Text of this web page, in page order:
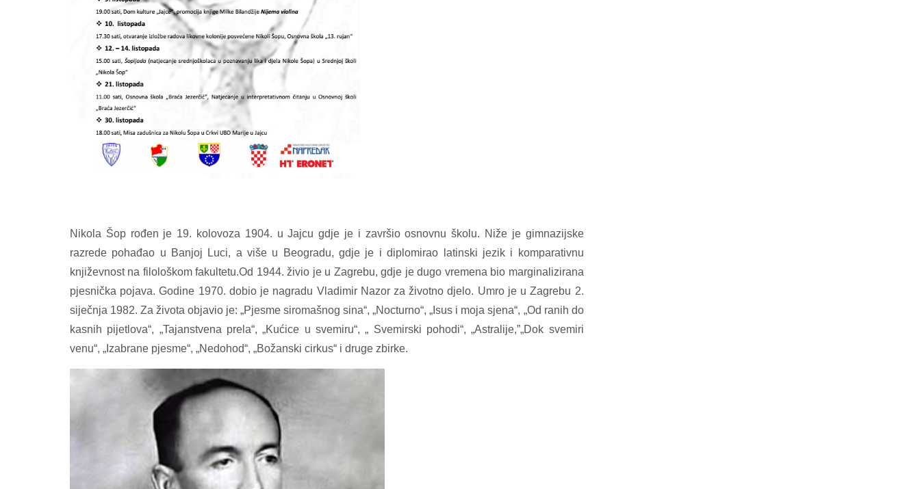
Nikola Šop rođen je 19. kolovoza 1904. u Jajcu gdje je i završio osnovnu školu. Niže je gimnazijske
razrede pohađao u Banjoj Luci, a više u Beogradu, gdje je i diplomirao latinski jezik i komparativnu
književnost na filološkom fakultetu.Od 1944. živio je u Zagrebu, gdje je dugo vremena bio marginalizirana
pjesnička pojava. Godine 1970. dobio je nagradu Vladimir Nazor za životno djelo. Umro je u Zagrebu 2.
siječnja 1982. Za života objavio je: „Pjesme siromašnog sina“, „Nocturno“, „Isus i moja sjena“, „Od ranih do
kasnih pijetlova“, „Tajanstvena prela“, „Kućice u svemiru“, „ Svemirski pohodi“, „Astralije,”„Dok svemiri
venu“, „Izabrane pjesme“, „Nedohod“, „Božanski cirkus“ i druge zbirke.